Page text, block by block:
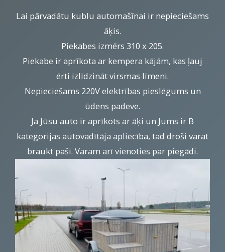
Lai pārvadātu kublu automašīnai ir nepieciešams
āķis.
Piekabes izmērs 310 x 205.
Piekabe ir aprīkota ar kempera kājām, kas ļauj
ērti izlīdzināt virsmas līmeni.
Nepieciešams 220V elektrības pieslēgums un
ūdens padeve.
Ja Jūsu auto ir aprīkots ar āķi un Jums ir B
kategorijas autovadītāja apliecība, tad droši varat
braukt paši. Varam arī vienoties par piegādi.